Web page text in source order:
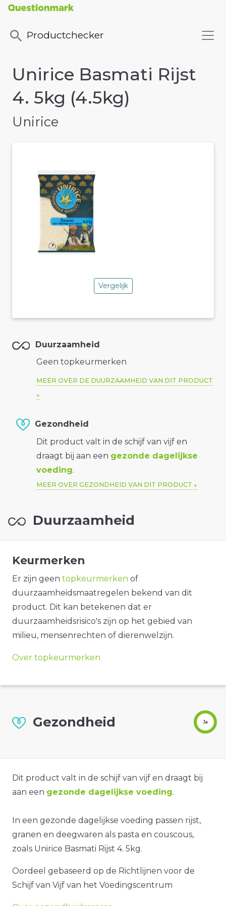
Productchecker
Unirice Basmati Rijst
4. 5kg (4.5kg)
Unirice
Vergelijk
Duurzaamheid
Geen topkeurmerken
MEER OVER DE DUURZAAMHEID VAN DIT PRODUCT
Gezondheid
Dit product valt in de schijf van vijf en
draagt bij aan een gezonde dagelijkse
voeding.
MEER OVER GEZONDHEID VAN DIT PRODUCT
Duurzaamheid
Keurmerken
Er zijn geen topkeurmerken of
duurzaamheidsmaatregelen bekend van dit
product. Dit kan betekenen dat er
duurzaamheidsrisico's zijn op het gebied van
milieu, mensenrechten of dierenwelzijn.
Over topkeurmerken
Gezondheid Ja
Dit product valt in de schijf van vijf en draagt bij
aan een gezonde dagelijkse voeding.
In een gezonde dagelijkse voeding passen rijst,
granen en deegwaren als pasta en couscous,
zoals Unirice Basmati Rijst 4. 5kg.
Oordeel gebaseerd op de Richtlijnen voor de
Schijf van Vijf van het Voedingscentrum